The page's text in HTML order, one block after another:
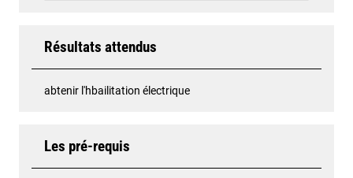
Résultats attendus
abtenir l'hbailitation électrique
Les pré-requis